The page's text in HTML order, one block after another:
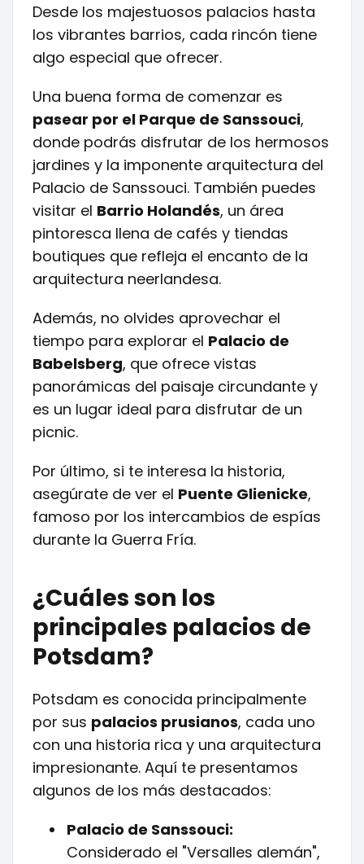
Desde los majestuosos palacios hasta
los vibrantes barrios, cada rincón tiene
algo especial que ofrecer.
Una buena forma de comenzar es
pasear por el Parque de Sanssouci,
donde podrás disfrutar de los hermosos
jardines y la imponente arquitectura del
Palacio de Sanssouci. También puedes
visitar el Barrio Holandés, un área
pintoresca llena de cafés y tiendas
boutiques que refleja el encanto de la
arquitectura neerlandesa.
Además, no olvides aprovechar el
tiempo para explorar el Palacio de
Babelsberg, que ofrece vistas
panorámicas del paisaje circundante y
es un lugar ideal para disfrutar de un
picnic.
Por último, si te interesa la historia,
asegúrate de ver el Puente Glienicke,
famoso por los intercambios de espías
durante la Guerra Fría.
¿Cuáles son los
principales palacios de
Potsdam?
Potsdam es conocida principalmente
por sus palacios prusianos, cada uno
con una historia rica y una arquitectura
impresionante. Aquí te presentamos
algunos de los más destacados:
Palacio de Sanssouci:
Considerado el "Versalles alemán",